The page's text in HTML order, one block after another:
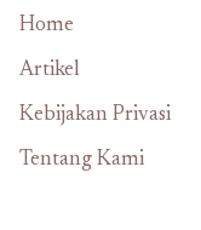
Home
Artikel
Kebijakan Privasi
Tentang Kami